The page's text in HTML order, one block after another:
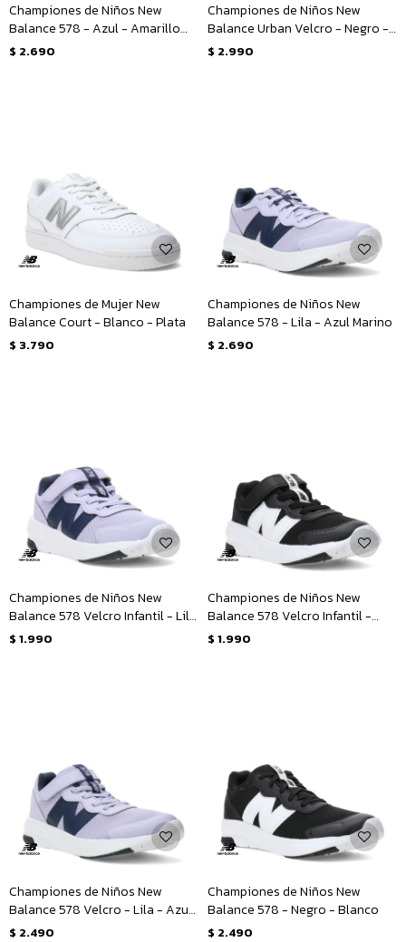
Championes de Niños New
Balance 578 - Azul - Amarillo
Fluo
$ 2.690
Championes de Niños New
Balance Urban Velcro - Negro -
Blanco
$ 2.990
Championes de Mujer New
Balance Court - Blanco - Plata
$ 3.790
Championes de Niños New
Balance 578 - Lila - Azul Marino
$ 2.690
Championes de Niños New
Balance 578 Velcro Infantil - Lila
- Azul Marino
$ 1.990
Championes de Niños New
Balance 578 Velcro Infantil -
Negro - Blanco
$ 1.990
Championes de Niños New
Balance 578 Velcro - Lila - Azul
Marino
$ 2.490
Championes de Niños New
Balance 578 - Negro - Blanco
$ 2.490